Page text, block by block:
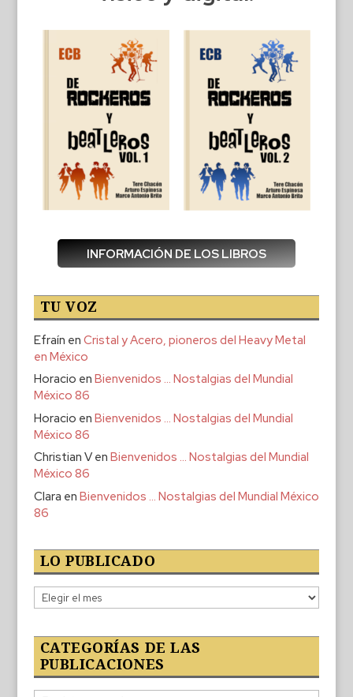
INFORMACIÓN DE LOS LIBROS
TU VOZ
Efraín en Cristal y Acero, pioneros del Heavy Metal
en México
Horacio en Bienvenidos … Nostalgias del Mundial
México 86
Horacio en Bienvenidos … Nostalgias del Mundial
México 86
Christian Ven Bienvenidos … Nostalgias del Mundial
México 86
Clara en Bienvenidos … Nostalgias del Mundial México
86
LO PUBLICADO
Lo
publicado
CATEGORÍAS DE LAS
PUBLICACIONES